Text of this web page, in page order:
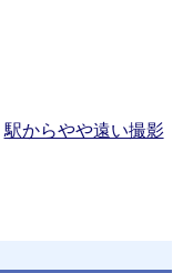
駅からやや遠い撮影